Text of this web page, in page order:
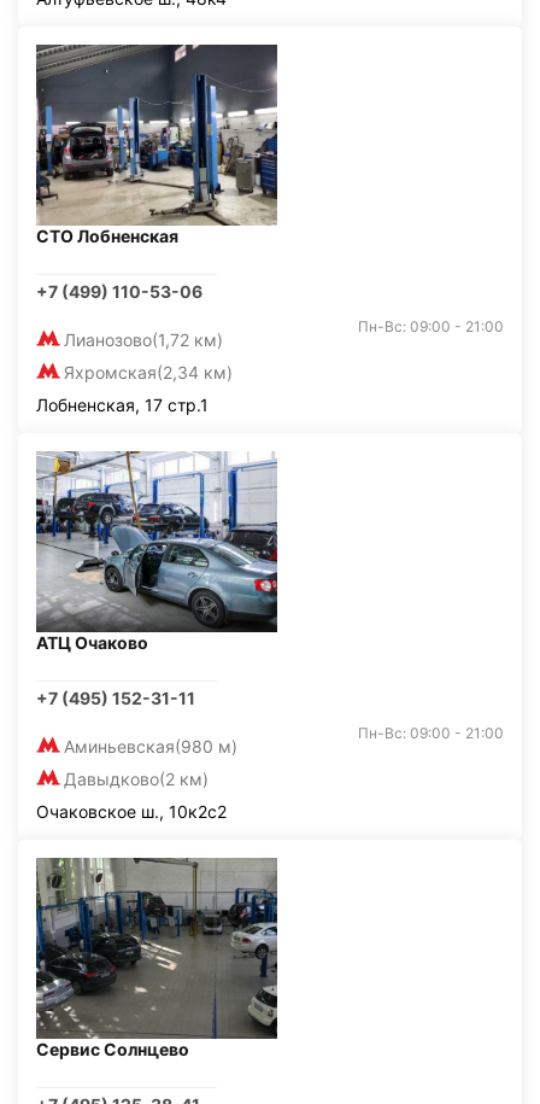
СТО Лобненская
+7 (499) 110-53-06
Лианозово(1,72 км)
Яхромская(2,34 км)
Пн-Вс: 09:00 - 21:00
Лобненская, 17 стр.1
АТЦ Очаково
+7 (495) 152-31-11
Аминьевская(980 м)
Давыдково(2 км)
Пн-Вс: 09:00 - 21:00
Очаковское ш., 10к2с2
Сервис Солнцево